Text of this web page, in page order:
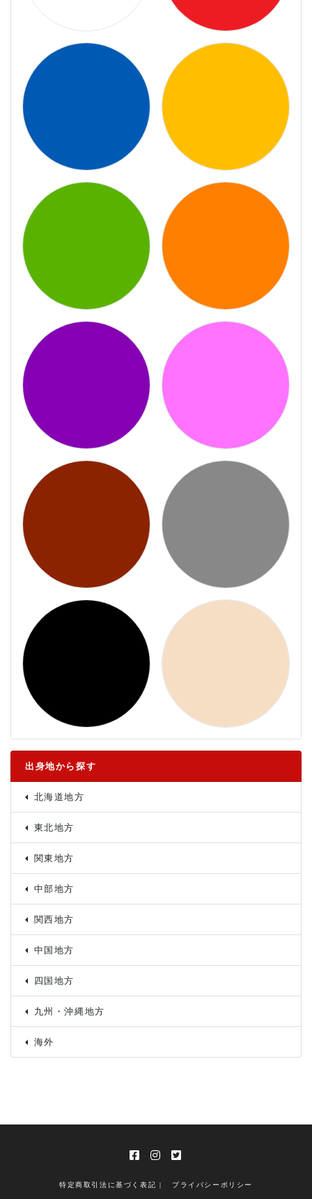
出身地から探す
北海道地方
東北地方
関東地方
中部地方
関西地方
中国地方
四国地方
九州・沖縄地方
海外
特定商取引法に基づく表記 | プライバシーポリシー